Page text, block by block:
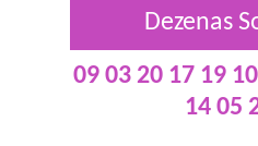
Dezenas
09 03 20 17 19
14 05